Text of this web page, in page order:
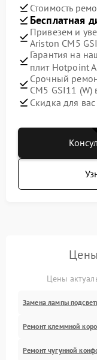
Стоимость
Бесплатная
Привезем и
Ariston CM5
Гарантия на
плит Hotpoint
Срочный
CM5 GSI11 (W)
Скидка для
Цены
Замена лампы
Ремонт клеммной
Ремонт чугунной